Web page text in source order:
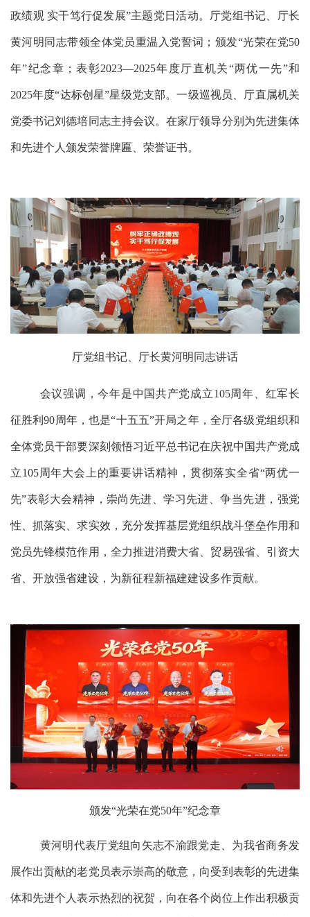
政绩观 实干笃行促发展”主题党日活动。厅党组书记、厅长
黄河明同志带领全体党员重温入党誓词；颁发“光荣在党50
年”纪念章；表彰2023—2025年度厅直机关“两优一先”和
2025年度“达标创星”星级党支部。一级巡视员、厅直属机关
党委书记刘德培同志主持会议。在家厅领导分别为先进集体
和先进个人颁发荣誉牌匾、荣誉证书。
厅党组书记、厅长黄河明同志讲话
会议强调，今年是中国共产党成立105周年、红军长
征胜利90周年，也是“十五五”开局之年，全厅各级党组织和
全体党员干部要深刻领悟习近平总书记在庆祝中国共产党成
立105周年大会上的重要讲话精神，贯彻落实全省“两优一
先”表彰大会精神，崇尚先进、学习先进、争当先进，强党
性、抓落实、求实效，充分发挥基层党组织战斗堡垒作用和
党员先锋模范作用，全力推进消费大省、贸易强省、引资大
省、开放强省建设，为新征程新福建建设多作贡献。
颁发“光荣在党50年”纪念章
黄河明代表厅党组向矢志不渝跟党走、为我省商务发
展作出贡献的老党员表示崇高的敬意，向受到表彰的先进集
体和先进个人表示热烈的祝贺，向在各个岗位上作出积极贡